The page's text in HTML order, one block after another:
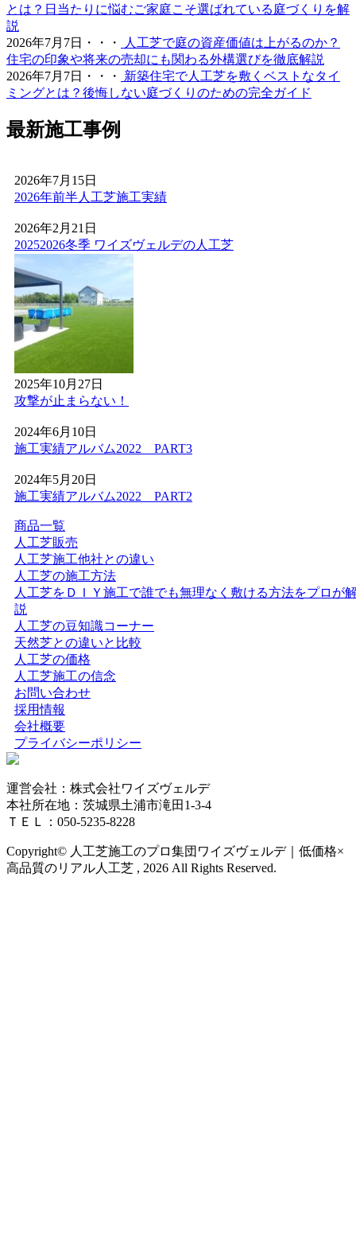
ないほどの美しさとリアルな質感が実現されています。一
年中鮮やかな緑を保てるため、景観を重視する個人宅の主
庭やアプローチにも最適です。DIYに挑戦される方もいら
っしゃいますが、経年による端のめくれや、仕上がりの差
が出る継ぎ目の処理などは、プロである私たちにお任せく
ださい。施工実績も豊富にあり、土地の形状に合わせた精
がりをお約束します。メンテナンスフリーで、四季を通じ
てお庭を眺める楽しみをご提供いたします。
最近では幼稚園や保育園、学校の校庭に人工芝を導入する
常に良いため、雨上がりでも泥にまみれることなく、子ど
もたちがすぐにお外で遊べるのが最大のメリットです。都
市部の施設でも、土埃の舞い上がりを防ぎ、限られたスペ
ースを有効活用する手段として人工芝の設置をご提案して
おります。クッション性に優れた素材は、転倒時の怪我の
リスクも軽減します。防炎性能や安全性も国内基準をクリ
アしており、公共性の高い施設でも安心してご利用いただ
けます。快適な教育環境づくりを全力でお手伝いします。
2026.5.13
お庭の雑草対策でお悩みではありませんか。ワイズヴェル
自社社員による丁寧な施工を徹底しております。10年以上
の耐久性を誇る当社の人工芝は、面倒な草むしりや水やり
が一切不要で、除草剤や殺虫剤などの薬剤を使う必要もあ
りません。お子様やペットが直接触れても健康的で安心な
環境を、千葉や神奈川など関東近郊の皆様へお届けいたし
ます。メーカー直営だからこそ可能な、細部まで妥協のな
い敷き込み技術をぜひ実感してください。お庭のリフォー
ムを通じて、家族が笑顔で集まれる空間づくりをご提案い
たします。
2026.4.27
ワイズヴェルデが関東エリアで選ばれ続ける理由は、製品
開発から施工、アフターフォローまでを一貫して自社で完
結させる「責任の重さ」にあります。お客さまからいただ
く「頼んでよかった」という声は、私たちがマージンを省
き、現場の技術向上に投資し続けてきた結果です。施工実
績の多さは、それだけ多様な地盤や形状に対応してきた
証。人工芝という一過性の買い物ではなく、10年先も続く
快適な住環境への投資として、私たちは最高の価値をご提
供します。まずはお気軽にご相談ください。プロの視点か
ら、あなたのお庭に最適な答えをご提示します。
2026.4.21
めた複数社への相見積もりをおすすめします。弊社の価格
設定がなぜ他社よりリーズナブルなのか、その理由は明確
とは？日当たりに悩むご家庭こそ選ばれている庭づくりを解
説
2026年7月7日・・・
人工芝で庭の資産価値は上がるのか？
住宅の印象や将来の売却にも関わる外構選びを徹底解説
2026年7月7日・・・
新築住宅で人工芝を敷くベストなタイ
ミングとは？後悔しない庭づくりのための完全ガイド
最新施工事例
2026年7月15日
2026年前半人工芝施工実績
2026年2月21日
20252026冬季 ワイズヴェルデの人工芝
2025年10月27日
攻撃が止まらない！
2024年6月10日
施工実績アルバム2022 PART3
2024年5月20日
施工実績アルバム2022 PART2
商品一覧
人工芝販売
人工芝施工他社との違い
人工芝の施工方法
人工芝をＤＩＹ施工で誰でも無理なく敷ける方法をプロが
説
人工芝の豆知識コーナー
天然芝との違いと比較
人工芝の価格
人工芝施工の信念
お問い合わせ
採用情報
会社概要
プライバシーポリシー
運営会社：株式会社ワイズヴェルデ
本社所在地：茨城県土浦市滝田1-3-4
ＴＥＬ：050-5235-8228
Copyright© 人工芝施工のプロ集団ワイズヴェルデ｜低価格×
高品質のリアル人工芝 , 2026 All Rights Reserved.